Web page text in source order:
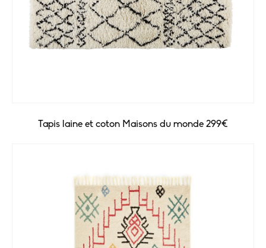
Tapis laine et coton Maisons du monde 299€
MODE, BEAUTÉ, DÉCO,
LIFESTYLE